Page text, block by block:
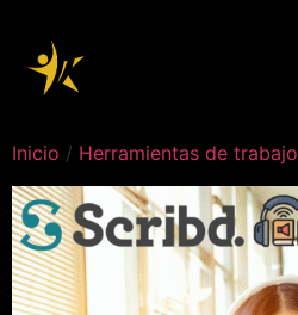
Inicio / Herramientas de trabajo